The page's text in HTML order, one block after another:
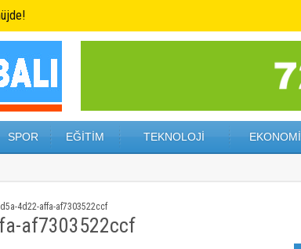
SPOR EĞİTİM TEKNOLOJİ EKONOMİ
4d22-affa-af7303522ccf
af7303522ccf